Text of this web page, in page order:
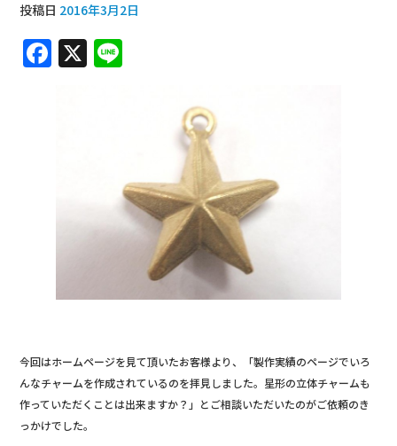
投稿日 2016年3月2日
F
a
o
X
今回はホームページを見て頂いたお客様より、「製作実績のページでいろ
んなチャームを作成されているのを拝見しました。星形の立体チャームも
作っていただくことは出来ますか？」とご相談いただいたのがご依頼のき
っかけでした。